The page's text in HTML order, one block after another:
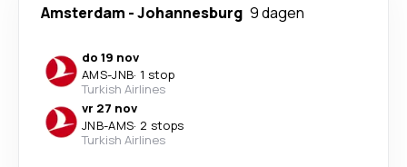
Amsterdam -Johannesburg 9 dagen
do 19 nov
AMS-JNB· 1 stop
Turkish Airlines
vr 27 nov
JNB-AMS· 2 stops
Turkish Airlines